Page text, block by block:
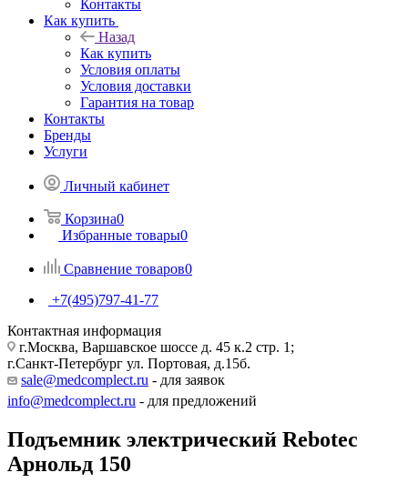
Контакты
Как купить
Назад
Как купить
Условия оплаты
Условия доставки
Гарантия на товар
Контакты
Бренды
Услуги
Личный кабинет
Корзина0
Избранные товары0
Сравнение товаров0
+7(495)797-41-77
Контактная информация
г.Москва, Варшавское шоссе д. 45 к.2 стр. 1;
г.Санкт-Петербург ул. Портовая, д.15б.
sale@medcomplect.ru - для заявок
info@medcomplect.ru - для предложений
Подъемник электрический Rebotec
Арнольд 150